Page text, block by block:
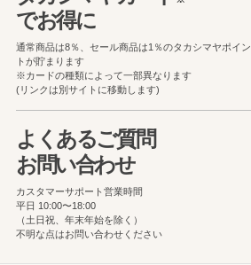
でお得に
通常商品は8％、セール商品は1％のタカシマヤポイン
トが貯まります
※カードの種類によって一部異なります
(リンクは別サイトに移動します)
よくあるご質問
お問い合わせ
カスタマーサポート営業時間
平日 10:00〜18:00
（土日祝、年末年始を除く）
不明な点はお問い合わせください